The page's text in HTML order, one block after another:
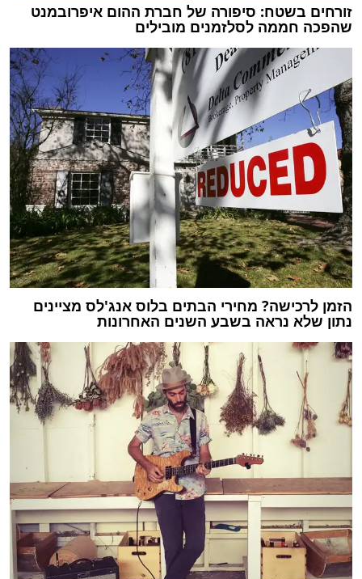
זורחים בשטח: סיפורה של חברת ההום איפרובמנט
שהפכה חממה לסלזמנים מובילים
הזמן לרכישה? מחירי הבתים בלוס אנג'לס מציינים
נתון שלא נראה בשבע השנים האחרונות